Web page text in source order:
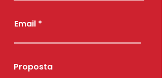
Email
Proposta